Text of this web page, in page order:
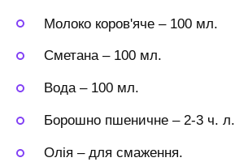
Молоко коров'яче – 100 мл.
Сметана– 100 мл.
Вода– 100 мл.
Борошно пшеничне – 2-3 ч. л.
Олія – для смаження.